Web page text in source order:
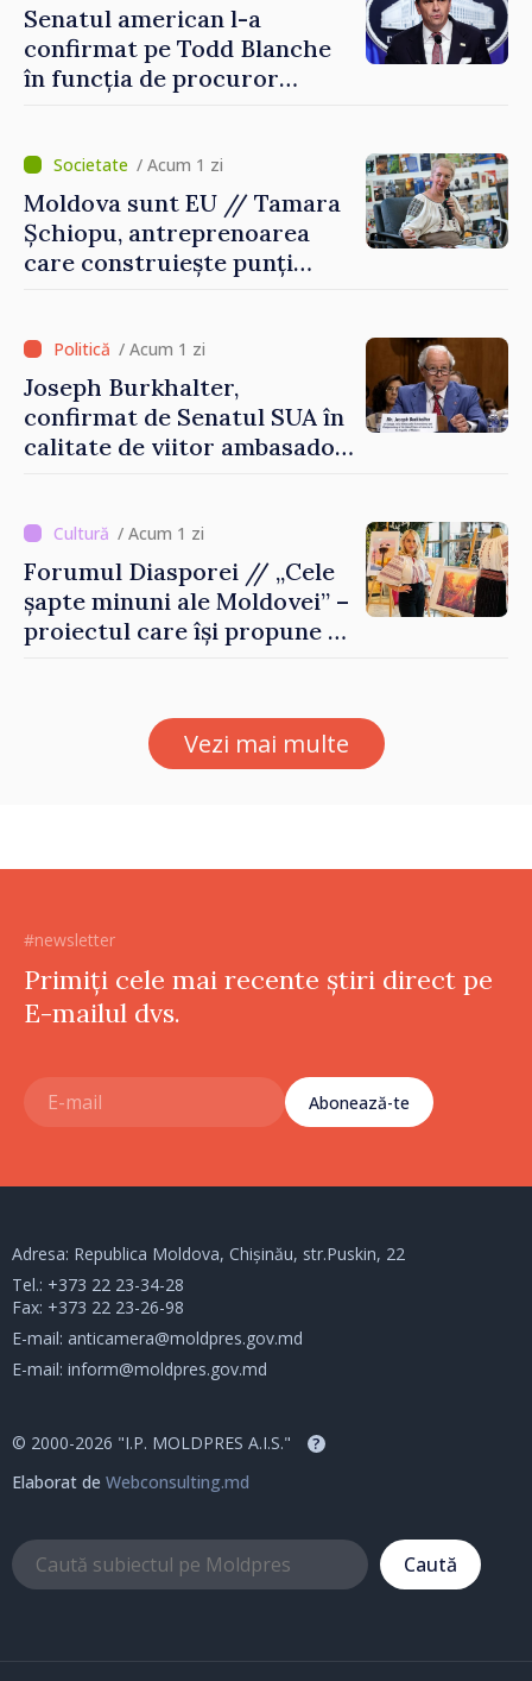
Senatul american l-a
confirmat pe Todd Blanche
în funcția de procuror
/ Acum 1 zi
Moldova sunt EU // Tamara
Șchiopu, antreprenoarea
care construiește punți
/ Acum 1 zi
Joseph Burkhalter,
confirmat de Senatul SUA în
calitate de viitor ambasador
/ Acum 1 zi
Forumul Diasporei // „Cele
șapte minuni ale Moldovei” –
proiectul care își propune să
Vezi mai multe
#newsletter
Primiți cele mai recente știri direct pe
E-mailul dvs.
Abonează-te
Adresa: Republica Moldova, Chișinău, str.Puskin, 22
Tel.: +373 22 23-34-28
Fax: +373 22 23-26-98
E-mail: anticamera@moldpres.gov.md
E-mail: inform@moldpres.gov.md
© 2000-2026 "I.P. MOLDPRES A.I.S." ?
Elaborat de Webconsulting.md
Caută